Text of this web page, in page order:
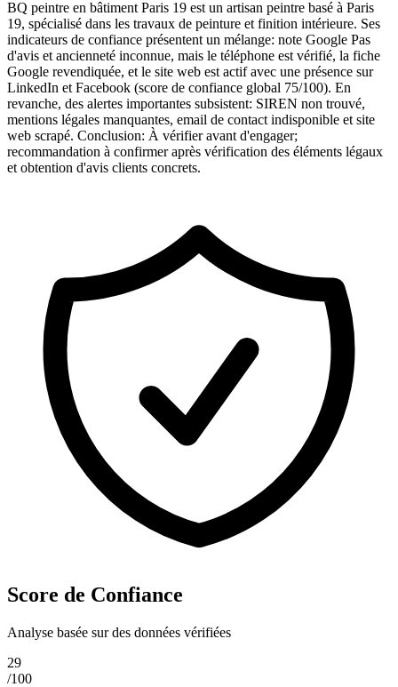
BQ peintre en bâtiment Paris 19 est un artisan peintre basé à Paris
19, spécialisé dans les travaux de peinture et finition intérieure. Ses
indicateurs de confiance présentent un mélange: note Google Pas
d'avis et ancienneté inconnue, mais le téléphone est vérifié, la fiche
Google revendiquée, et le site web est actif avec une présence sur
LinkedIn et Facebook (score de confiance global 75/100). En
revanche, des alertes importantes subsistent: SIREN non trouvé,
mentions légales manquantes, email de contact indisponible et site
web scrapé. Conclusion: À vérifier avant d'engager;
recommandation à confirmer après vérification des éléments légaux
et obtention d'avis clients concrets.
Score de Confiance
Analyse basée sur des données vérifiées
29
/100